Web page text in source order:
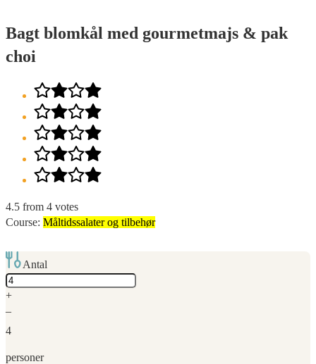
Bagt blomkål med gourmetmajs & pak
choi
4.5 from 4 votes
Course: Måltidssalater og tilbehør
Antal
Adjust
servings
+
–
4
personer